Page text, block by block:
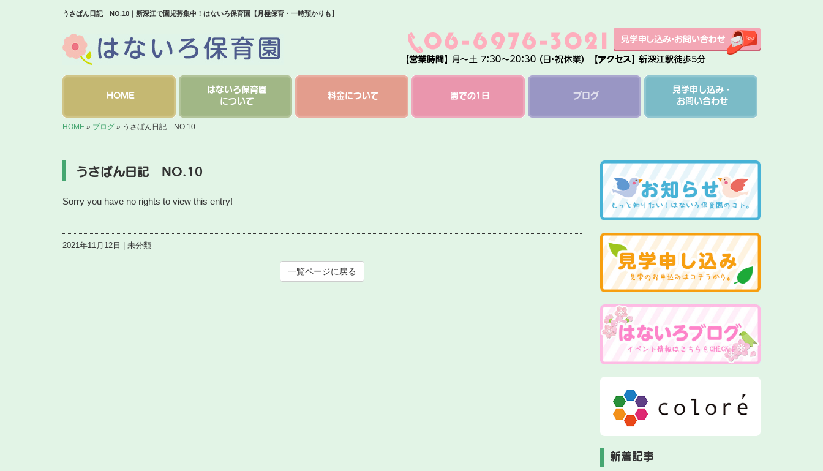
うさぱん日記 NO.10｜新深江で園児募集中！はないろ保育園【月極保育・一時預かりも】
HOME
はないろ保育園
について
料金について 園での1日 ブログ
見学申し込み・
お問い合わせ
HOME » ブログ » うさぱん日記 NO.10
うさぱん日記 NO.10
Sorry you have no rights to view this entry!
2021年11月12日 | 未分類
一覧ページに戻る
新着記事